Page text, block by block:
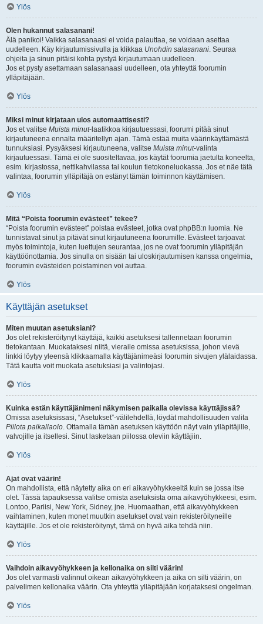
Ylös
Olen hukannut salasanani!
Älä panikoi! Vaikka salasanaasi ei voida palauttaa, se voidaan asettaa
uudelleen. Käy kirjautumissivulla ja klikkaa Unohdin salasanani. Seuraa
ohjeita ja sinun pitäisi kohta pystyä kirjautumaan uudelleen.
Jos et pysty asettamaan salasanaasi uudelleen, ota yhteyttä foorumin
ylläpitäjään.
Ylös
Miksi minut kirjataan ulos automaattisesti?
Jos et valitse Muista minut-laatikkoa kirjautuessasi, foorumi pitää sinut
kirjautuneena ennalta määritellyn ajan. Tämä estää muita väärinkäyttämästä
tunnuksiasi. Pysyäksesi kirjautuneena, valitse Muista minut-valinta
kirjautuessasi. Tämä ei ole suositeltavaa, jos käytät foorumia jaetulta koneelta,
esim. kirjastossa, nettikahvilassa tai koulun tietokoneluokassa. Jos et näe tätä
valintaa, foorumin ylläpitäjä on estänyt tämän toiminnon käyttämisen.
Ylös
Mitä “Poista foorumin evästeet” tekee?
“Poista foorumin evästeet” poistaa evästeet, jotka ovat phpBB:n luomia. Ne
tunnistavat sinut ja pitävät sinut kirjautuneena foorumille. Evästeet tarjoavat
myös toimintoja, kuten luettujen seurantaa, jos ne ovat foorumin ylläpitäjän
käyttöönottamia. Jos sinulla on sisään tai uloskirjautumisen kanssa ongelmia,
foorumin evästeiden poistaminen voi auttaa.
Ylös
Käyttäjän asetukset
Miten muutan asetuksiani?
Jos olet rekisteröitynyt käyttäjä, kaikki asetuksesi tallennetaan foorumin
tietokantaan. Muokataksesi niitä, vieraile omissa asetuksissa, johon vievä
linkki löytyy yleensä klikkaamalla käyttäjänimeäsi foorumin sivujen ylälaidassa.
Tätä kautta voit muokata asetuksiasi ja valintojasi.
Ylös
Kuinka estän käyttäjänimeni näkymisen paikalla olevissa käyttäjissä?
Omissa asetuksissasi, “Asetukset”-välilehdellä, löydät mahdollisuuden valita
Piilota paikallaolo. Ottamalla tämän asetuksen käyttöön näyt vain ylläpitäjille,
valvojille ja itsellesi. Sinut lasketaan piilossa oleviin käyttäjiin.
Ylös
Ajat ovat väärin!
On mahdollista, että näytetty aika on eri aikavyöhykkeeltä kuin se jossa itse
olet. Tässä tapauksessa valitse omista asetuksista oma aikavyöhykkeesi, esim.
Lontoo, Pariisi, New York, Sidney, jne. Huomaathan, että aikavyöhykkeen
vaihtaminen, kuten monet muutkin asetukset ovat vain rekisteröityneille
käyttäjille. Jos et ole rekisteröitynyt, tämä on hyvä aika tehdä niin.
Ylös
Vaihdoin aikavyöhykkeen ja kellonaika on silti väärin!
Jos olet varmasti valinnut oikean aikavyöhykkeen ja aika on silti väärin, on
palvelimen kellonaika väärin. Ota yhteyttä ylläpitäjään korjataksesi ongelman.
Ylös